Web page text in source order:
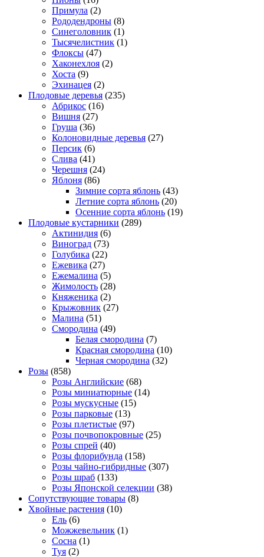
Примула (2)
Рододендроны (8)
Синеголовник (1)
Тысячелистник (1)
Флоксы (47)
Хаконехлоя (2)
Хоста (9)
Эхинацея (2)
Плодовые деревья (235)
Абрикос (16)
Вишня (27)
Груша (36)
Колоновидные деревья (27)
Персик (6)
Слива (41)
Черешня (24)
Яблоня (86)
Зимние сорта яблонь (43)
Летние сорта яблонь (20)
Осенние сорта яблонь (19)
Плодовые кустарники (289)
Актинидия (6)
Виноград (73)
Голубика (22)
Ежевика (27)
Ежемалина (5)
Жимолость (28)
Княженика (2)
Крыжовник (27)
Малина (51)
Смородина (49)
Белая смородина (7)
Красная смородина (10)
Черная смородина (32)
Розы (858)
Розы Английские (68)
Розы миниатюрные (14)
Розы мускусные (15)
Розы парковые (13)
Розы плетистые (97)
Розы почвопокровные (25)
Розы спрей (40)
Розы флорибунда (158)
Розы чайно-гибридные (307)
Розы шраб (133)
Розы Японской селекции (38)
Сопутствующие товары (8)
Хвойные растения (10)
Ель (6)
Можжевельник (1)
Сосна (1)
Туя (2)